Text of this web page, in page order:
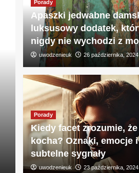
Porady
Kiedy facet
Oznaki,
uwodzenieuk 23 października, 2024
Porady
Apaszki jedwabne
luksusowy dodatek,
nigdy nie wychodzi z
uwodzenieuk 26 października, 2024
Porady
Kiedy facet zrozumie, że
kocha? Oznaki, emocje i
subtelne sygnały
uwodzenieuk 23 października, 2024